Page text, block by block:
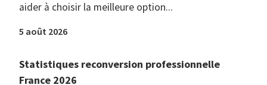
aider à choisir la meilleure option...
5 août 2026
Statistiques reconversion professionnelle
France 2026